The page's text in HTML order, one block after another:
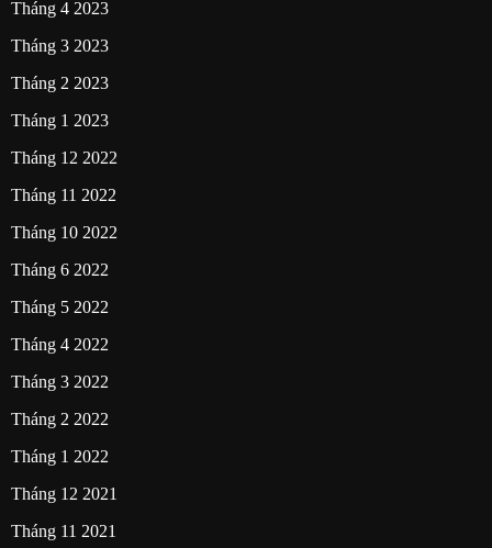
Tháng 4 2023
Tháng 3 2023
Tháng 2 2023
Tháng 1 2023
Tháng 12 2022
Tháng 11 2022
Tháng 10 2022
Tháng 6 2022
Tháng 5 2022
Tháng 4 2022
Tháng 3 2022
Tháng 2 2022
Tháng 1 2022
Tháng 12 2021
Tháng 11 2021